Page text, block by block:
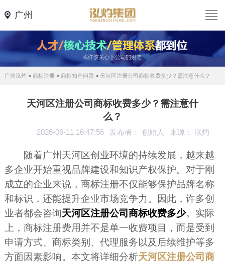
广州
广州泓灼 > 商标注册> 商标知产问题 > 天河区注册公司商标收费多少？需注意什么？
天河区注册公司商标收费多少？需注意什
么？
2026-06-11 16:47:56 发布者： 创始人 来源： 泓灼
随着广州天河区创业环境的持续发展，越来越
多企业开始重视品牌建设和知识产权保护。对于刚
成立的企业来说，商标注册不仅能够保护品牌名称
和标识，还能提升企业市场竞争力。因此，许多创
业者都会咨询天河区注册公司商标收费多少。实际
上，商标注册费用并不是单一收费项目，而是受到
申请方式、商标类别、代理服务以及后续维护等多
方面因素影响。本文将详细分析天河区注册公司商